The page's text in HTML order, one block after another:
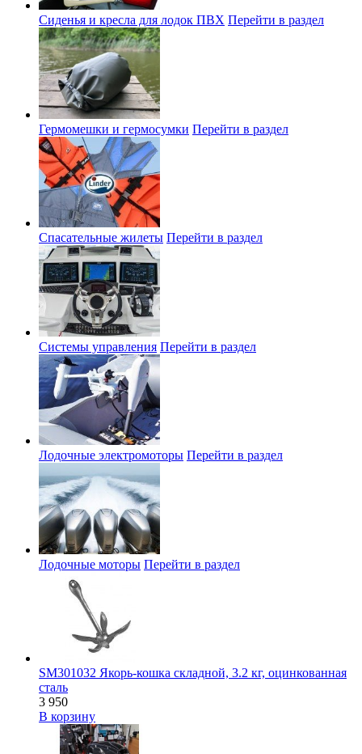
Сиденья и кресла для лодок ПВХ Перейти в раздел
Гермомешки и гермосумки Перейти в раздел
Спасательные жилеты Перейти в раздел
Системы управления Перейти в раздел
Лодочные электромоторы Перейти в раздел
Лодочные моторы Перейти в раздел
SM301032 Якорь-кошка складной, 3.2 кг, оцинкованная
сталь
3 950
В корзину